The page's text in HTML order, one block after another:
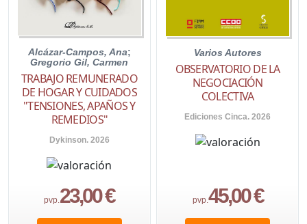
Alcázar-Campos, Ana;
Gregorio Gil, Carmen
TRABAJO REMUNERADO
DE HOGAR Y CUIDADOS
"TENSIONES, APAÑOS Y
REMEDIOS"
Dykinson. 2026
pvp.23,00 €
Varios Autores
OBSERVATORIO DE LA
NEGOCIACIÓN
COLECTIVA
Ediciones Cinca. 2026
pvp.45,00 €